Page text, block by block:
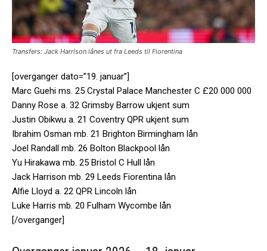
Transfers: Jack Harrison lånes ut fra Leeds til Fiorentina
[overganger dato=”19. januar”]
Marc Guehi ms. 25 Crystal Palace Manchester C £20 000 000
Danny Rose a. 32 Grimsby Barrow ukjent sum
Justin Obikwu a. 21 Coventry QPR ukjent sum
Ibrahim Osman mb. 21 Brighton Birmingham lån
Joel Randall mb. 26 Bolton Blackpool lån
Yu Hirakawa mb. 25 Bristol C Hull lån
Jack Harrison mb. 29 Leeds Fiorentina lån
Alfie Lloyd a. 22 QPR Lincoln lån
Luke Harris mb. 20 Fulham Wycombe lån
[/overganger]